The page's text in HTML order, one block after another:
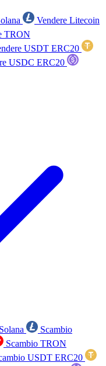
Vendere Litecoin
TRON
USDT ERC20
USDC ERC20
Scambio
Scambio TRON
USDT ERC20